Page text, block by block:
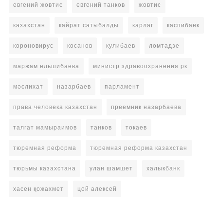
евгений жовтис евгений танков жовтис
казахстан кайрат сатыбалды карлаг каспибанк
короновирус косанов кулибаев ломтадзе
маржам ельшибаева министр здравоохранения рк
мәслихат назарбаев парламент
права человека казахстан преемник назарбаева
талгат мамыраимов танков токаев
тюремная реформа тюремная реформа казахстан
тюрьмы казахстана улан шамшет халыкбанк
хасен қожахмет цой алексей